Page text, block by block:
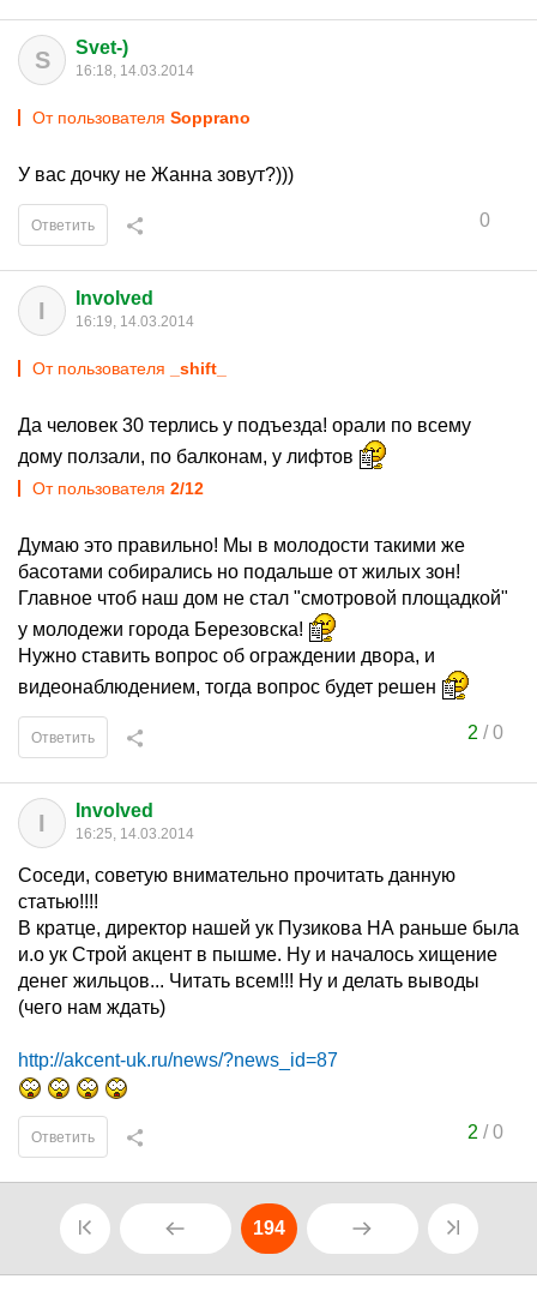
S Svet-)
16:18, 14.03.2014
От пользователя Sopprano
У вас дочку не Жанна зовут?)))
0
Ответить
I Involved
16:19, 14.03.2014
От пользователя _shift_
Да человек 30 терлись у подъезда! орали по всему
дому ползали, по балконам, у лифтов
От пользователя 2/12
Думаю это правильно! Мы в молодости такими же
басотами собирались но подальше от жилых зон!
Главное чтоб наш дом не стал "смотровой площадкой"
у молодежи города Березовска!
Нужно ставить вопрос об ограждении двора, и
видеонаблюдением, тогда вопрос будет решен
2 /0
Ответить
I Involved
16:25, 14.03.2014
Соседи, советую внимательно прочитать данную
статью!!!!
В кратце, директор нашей ук Пузикова НА раньше была
и.о ук Строй акцент в пышме. Ну и началось хищение
денег жильцов... Читать всем!!! Ну и делать выводы
(чего нам ждать)
http://akcent-uk.ru/news/?news_id=87
2 /0
Ответить
194